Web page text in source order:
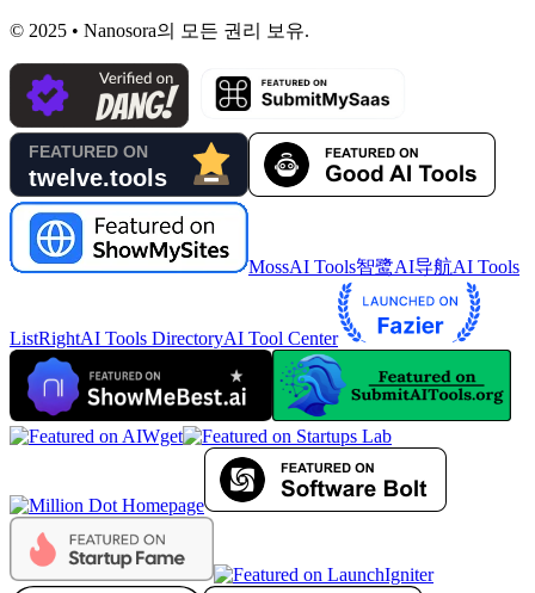
© 2025 • Nanosora의 모든 권리 보유.
MossAI Tools智鹭AI导航AI Tools
ListRightAI Tools DirectoryAI Tool Center